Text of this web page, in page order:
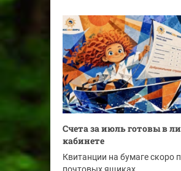
Счета за июль готовы в
кабинете
Квитанции на бумаге скоро